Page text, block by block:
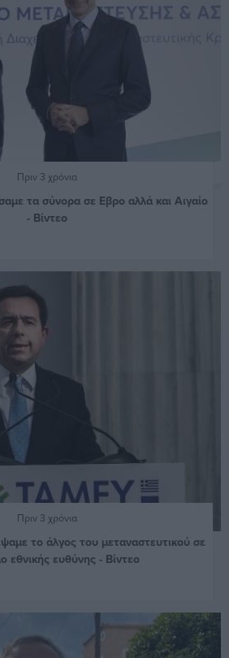
Πριν 3 χρόνια
τα σύνορα σε Εβρο αλλά και Αιγαίο
- Βίντεο
Πριν 3 χρόνια
το άλγος του μεταναστευτικού σε
εθνικής ευθύνης - Βίντεο